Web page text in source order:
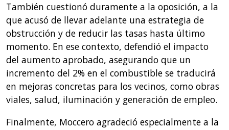
También cuestionó duramente a la oposición, a la
que acusó de llevar adelante una estrategia de
obstrucción y de reducir las tasas hasta último
momento. En ese contexto, defendió el impacto
del aumento aprobado, asegurando que un
incremento del 2% en el combustible se traducirá
en mejoras concretas para los vecinos, como obras
viales, salud, iluminación y generación de empleo.
Finalmente, Moccero agradeció especialmente a la